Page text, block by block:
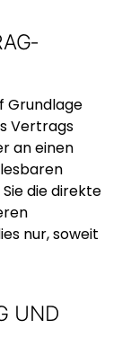
Grundlage
Vertrags
an einen
die direkte
nur, soweit
UND